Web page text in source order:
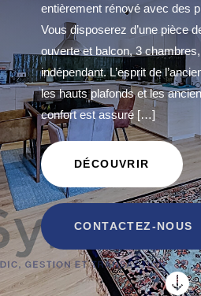
entièrement rénové avec des
Vous disposerez d’une pièce
ouverte et balcon, 3 chambres,
indépendant. L’esprit de
les hauts plafonds et les
confort est assuré […]
DÉCOUVRIR
CONTACTEZ-NOUS
